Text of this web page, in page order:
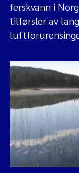
ferskvann i
tilførsler av